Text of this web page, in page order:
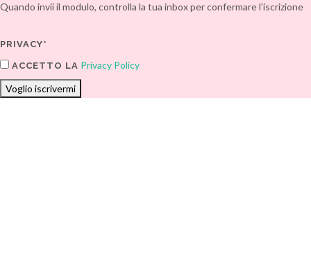
Quando invii il modulo, controlla la tua inbox per confermare l'iscrizione
PRIVACY*
ACCETTO LA Privacy Policy
Voglio iscrivermi